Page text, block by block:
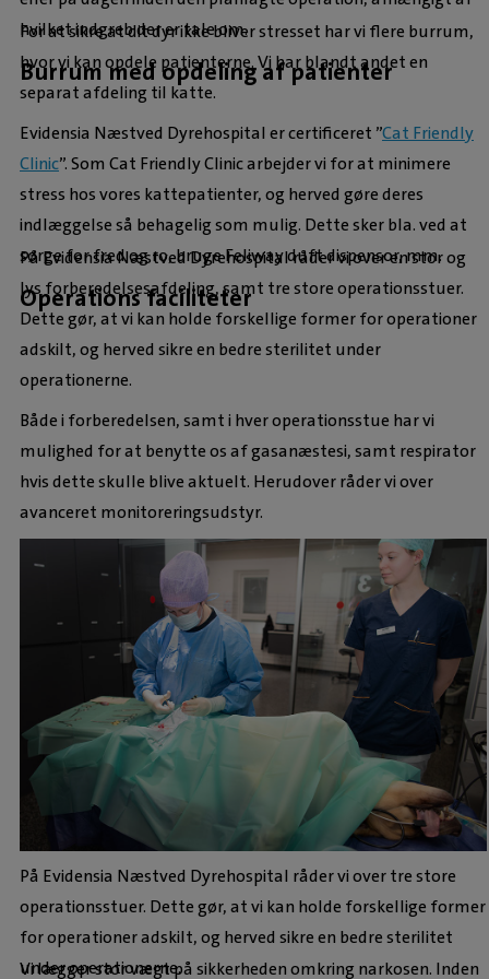
hvilket indgreb der er tale om.
Burrum med opdeling af patienter
For at sikre at dit dyr ikke bliver stresset har vi flere burrum,
hvor vi kan opdele patienterne. Vi har blandt andet en
separat afdeling til katte.
Evidensia Næstved Dyrehospital er certificeret ”Cat Friendly
Clinic”. Som Cat Friendly Clinic arbejder vi for at minimere
stress hos vores kattepatienter, og herved gøre deres
indlæggelse så behagelig som mulig. Dette sker bla. ved at
sørge for fred og ro, bruge Feliway duft dispensor, mm.
Operations faciliteter
På Evidensia Næstved Dyrehospital råder vi over en stor og
lys forberedelsesafdeling, samt tre store operationsstuer.
Dette gør, at vi kan holde forskellige former for operationer
adskilt, og herved sikre en bedre sterilitet under
operationerne.
Både i forberedelsen, samt i hver operationsstue har vi
mulighed for at benytte os af gasanæstesi, samt respirator
hvis dette skulle blive aktuelt. Herudover råder vi over
avanceret monitoreringsudstyr.
På Evidensia Næstved Dyrehospital råder vi over tre store
operationsstuer. Dette gør, at vi kan holde forskellige former
for operationer adskilt, og herved sikre en bedre sterilitet
under operationerne.
Vi lægger stor vægt på sikkerheden omkring narkosen. Inden